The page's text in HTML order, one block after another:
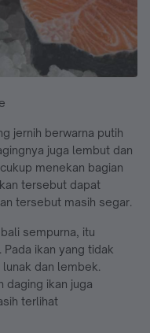
jernih berwarna putih
juga lembut dan
menekan bagian
tersebut dapat
tersebut masih segar.
sempurna, itu
ikan yang tidak
dan lembek.
daging ikan juga
terlihat